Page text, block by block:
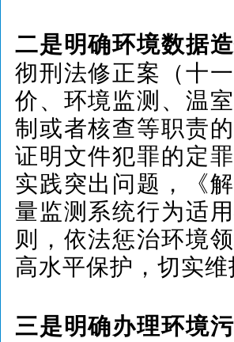
二是明确环境数据
彻刑法修正案（十
价、环境监测、温
制或者核查等职责
证明文件犯罪的定
实践突出问题，《
量监测系统行为适
则，依法惩治环境
高水平保护，切实
三是明确办理环境